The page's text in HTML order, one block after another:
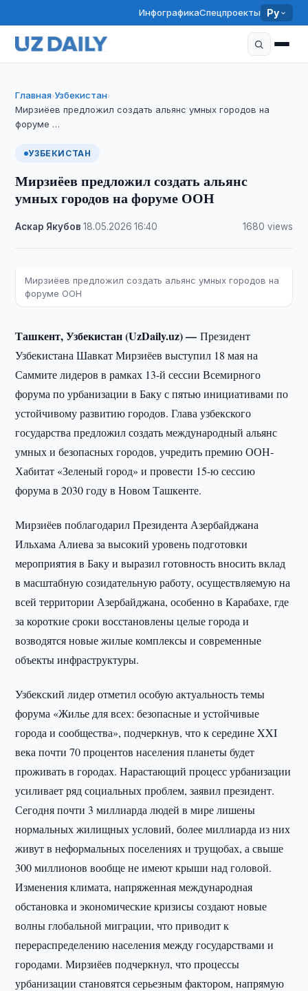
ИнфографикаСпецпроекты Ру
Главная›Узбекистан›
Мирзиёев предложил создать альянс умных городов на
форуме …
УЗБЕКИСТАН
Мирзиёев предложил создать альянс
умных городов на форуме ООН
Аскар Якубов ·18.05.2026 ·16:40 1680 views
Мирзиёев предложил создать альянс умных городов на
форуме ООН
Ташкент, Узбекистан (UzDaily.uz) —Президент
Узбекистана Шавкат Мирзиёев выступил 18 мая на
Саммите лидеров в рамках 13-й сессии Всемирного
форума по урбанизации в Баку с пятью инициативами по
устойчивому развитию городов. Глава узбекского
государства предложил создать международный альянс
умных и безопасных городов, учредить премию ООН-
Хабитат «Зеленый город» и провести 15-ю сессию
форума в 2030 году в Новом Ташкенте.
Мирзиёев поблагодарил Президента Азербайджана
Ильхама Алиева за высокий уровень подготовки
мероприятия в Баку и выразил готовность вносить вклад
в масштабную созидательную работу, осуществляемую на
всей территории Азербайджана, особенно в Карабахе, где
за короткие сроки восстановлены целые города и
возводятся новые жилые комплексы и современные
объекты инфраструктуры.
Узбекский лидер отметил особую актуальность темы
форума «Жилье для всех: безопасные и устойчивые
города и сообщества», подчеркнув, что к середине XXI
века почти 70 процентов населения планеты будет
проживать в городах. Нарастающий процесс урбанизации
усиливает ряд социальных проблем, заявил президент.
Сегодня почти 3 миллиарда людей в мире лишены
нормальных жилищных условий, более миллиарда из них
живут в неформальных поселениях и трущобах, а свыше
300 миллионов вообще не имеют крыши над головой.
Изменения климата, напряженная международная
обстановка и экономические кризисы создают новые
волны глобальной миграции, что приводит к
перераспределению населения между государствами и
городами. Мирзиёев подчеркнул, что процессы
урбанизации становятся серьезным фактором, напрямую